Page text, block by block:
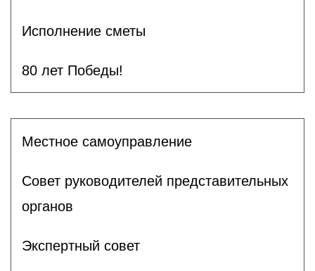
Исполнение сметы
80 лет Победы!
Местное самоуправление
Совет руководителей представительных
органов
Экспертный совет